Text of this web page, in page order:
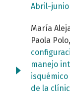
Abril-junio
María
Paola
manejo
isquémico
de la